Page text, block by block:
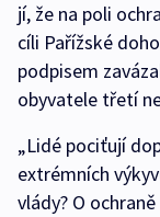
jí, že na poli
cíli Pařížské
podpisem
obyvatele třetí
„Lidé pociťují
extrémních
vlády? O